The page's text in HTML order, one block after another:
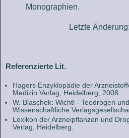
Monographien.
Letzte
Referenzierte Lit.
Hagers Enzyklopädie der
Medizin Verlag, Heidelberg, 2008.
W. Blaschek: Wichtl - Teedrogen
Wissenschaftliche
Lexikon der Arzneipflanzen und
Verlag, Heidelberg.